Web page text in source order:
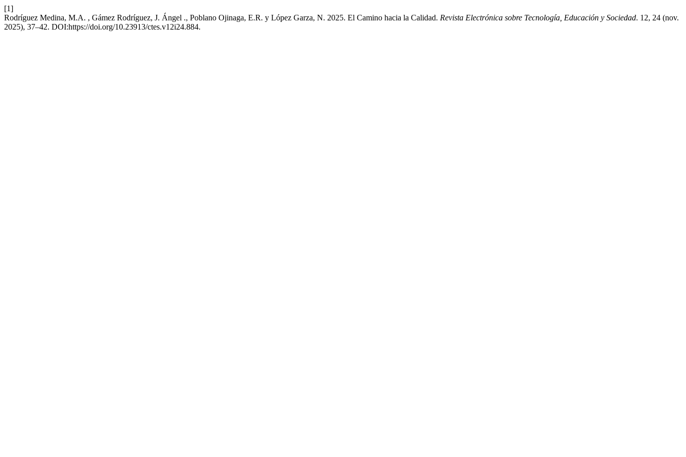
[1]
Rodríguez Medina, M.A. , Gámez Rodríguez, J. Ángel ., Poblano Ojinaga, E.R. y López Garza, N. 2025. El Camino hacia la Calidad. Revista Electrónica sobre Tecnología, Educación y Sociedad. 12, 24 (nov.
2025), 37–42. DOI:https://doi.org/10.23913/ctes.v12i24.884.